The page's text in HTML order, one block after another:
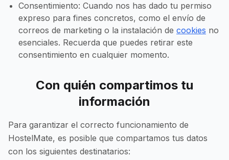
Consentimiento: Cuando nos has dado tu permiso
expreso para fines concretos, como el envío de
correos de marketing o la instalación de cookies no
esenciales. Recuerda que puedes retirar este
consentimiento en cualquier momento.
Con quién compartimos tu
información
Para garantizar el correcto funcionamiento de
HostelMate, es posible que compartamos tus datos
con los siguientes destinatarios: